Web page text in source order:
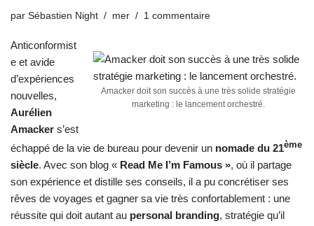
par Sébastien Night mer 1 commentaire
Amacker doit son succès à une très solide stratégie
marketing : le lancement orchestré.
Anticonformist
e et avide
d’expériences
nouvelles,
Aurélien
Amacker s’est
échappé de la vie de bureau pour devenir un nomade du 21ème
siècle. Avec son blog « Read Me I’m Famous », où il partage
son expérience et distille ses conseils, il a pu concrétiser ses
rêves de voyages et gagner sa vie très confortablement : une
réussite qui doit autant au personal branding, stratégie qu’il